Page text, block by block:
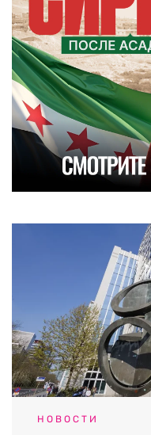
НОВОСТИ